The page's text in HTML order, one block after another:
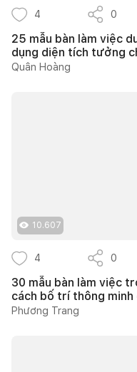
4 0
25 mẫu bàn làm việc
dụng diện tích tưởng
Quân Hoàng
10.607
4 0
30 mẫu bàn làm việc
cách bố trí thông
Phương Trang